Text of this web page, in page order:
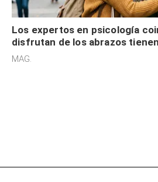
Los expertos en psicología
disfrutan de los abrazos
sensibilidad a los estímulos
MAG.